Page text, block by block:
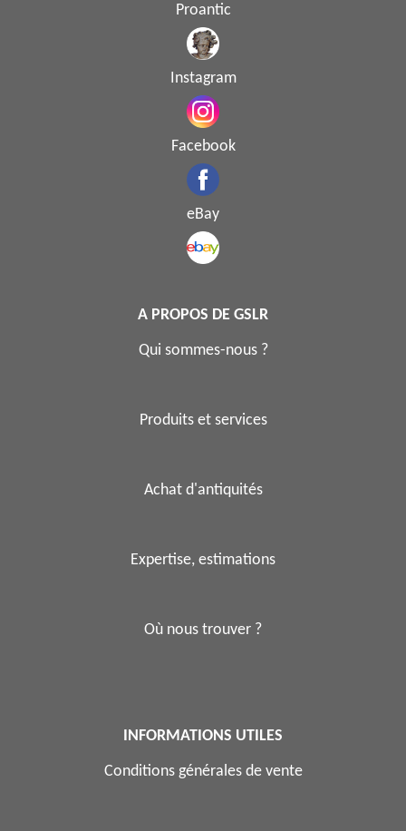
Proantic
Instagram
Facebook
eBay
A PROPOS DE GSLR
Qui sommes-nous ?
Produits et services
Achat d'antiquités
Expertise, estimations
Où nous trouver ?
INFORMATIONS UTILES
Conditions générales de vente